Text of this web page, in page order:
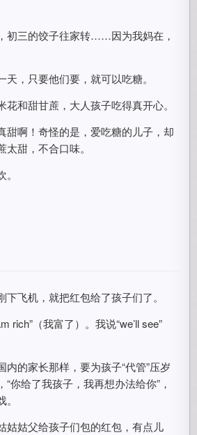
初三的饺子往家转……因为我妈在，
，只要他们要，就可以吃糖。
和甜甘蔗，大人孩子吃得真开心。
甜啊！奇怪的是，爱吃糖的儿子，却
甜，不合口味。
飞机，就把红包给了孩子们了。
rich”（我富了）。我说“we’ll see”
内的家长那样，要为孩子“代管”压岁
你给了我孩子，我再想办法给你”，
姑姑父给孩子们包的红包，有点儿